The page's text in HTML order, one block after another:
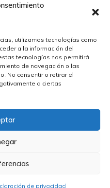
utilizamos tecnologías como
a la información del
tecnologías nos permitirá
de navegación o las
No consentir o retirar el
a ciertas
de privacidad
| Powered byDIGIDISA